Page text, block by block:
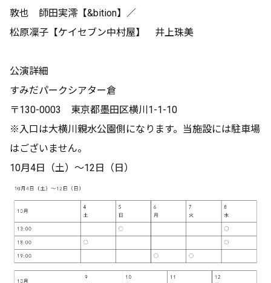
敦也 師田実澪【&bition】／
松原凜子【ケイセブン中村屋】 井上珠美
公演詳細
すみだパークシアター倉
〒130-0003 東京都墨田区横川1-1-10
※入口は大横川親水公園側になります。当施設には駐車場
はございません。
10月4日（土）～12日（日）